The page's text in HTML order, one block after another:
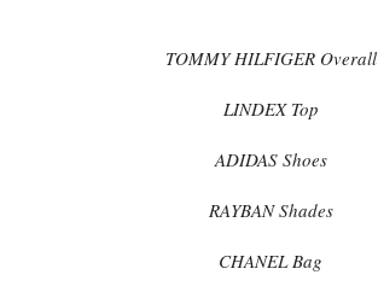
TOMMY HILFIGER Overall
LINDEX Top
ADIDAS Shoes
RAYBAN Shades
CHANEL Bag